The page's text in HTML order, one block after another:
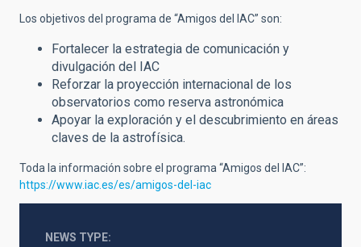
Los objetivos del programa de “Amigos del IAC” son:
Fortalecer la estrategia de comunicación y
divulgación del IAC
Reforzar la proyección internacional de los
observatorios como reserva astronómica
Apoyar la exploración y el descubrimiento en áreas
claves de la astrofísica.
Toda la información sobre el programa “Amigos del IAC”:
https://www.iac.es/es/amigos-del-iac
NEWS TYPE